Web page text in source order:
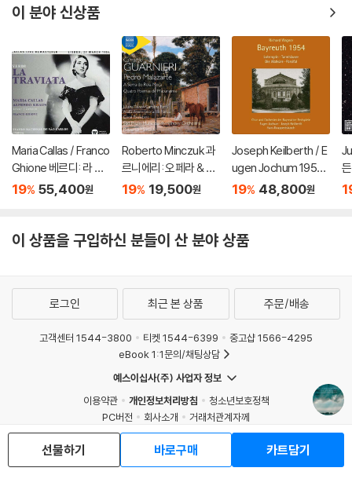
P]
이 분야 신상품
Maria Callas / Franco
Ghione 베르디: 라 트
라비아타 - 마리아 칼
[SACD]
19% 55,400원
Roberto Minczuk 과
르니에리: 오페라 & 관
현악 작품집 (Guarnier
19% 19,500원
Joseph Keilberth / E
ugen Jochum 1954
년 바이로이트 페스티
19% 48,800원
이 상품을 구입하신 분들이 산 분야 상품
선물하기 바로구매 카트담기
로그인 최근 본 상품 주문/배송
고객센터 1544-3800 티켓 1544-6399
중고샵 1566-4295
eBook 1:1문의/채팅상담
예스이십사(주) 사업자 정보
이용약관
개인정보처리방침
청소년보호정책
PC버전
회사소개
거래처관계자께
도서홍보
광고
Copyright © YES24 Corp. All Rights Reserved.
MATOM5